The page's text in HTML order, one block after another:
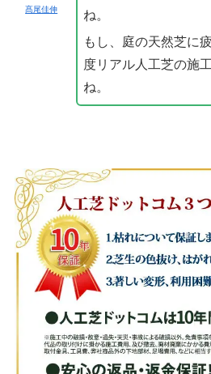
髙尾佳伸
ね。
もし、庭の天然芝に
度リアル人工芝の施
ね。